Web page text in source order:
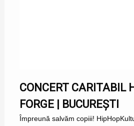
CONCERT CARITABIL
FORGE | BUCUREȘTI
Împreună salvăm copiii!